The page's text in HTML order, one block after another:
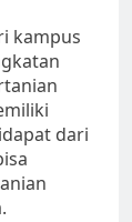
kampus
dari